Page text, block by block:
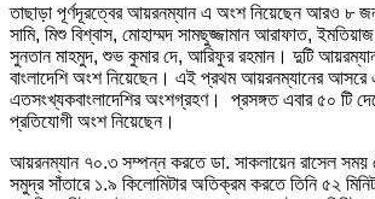
তাছাড়া পূর্ণদূরত্বের আয়রনম্যান এ অংশ নিয়েছেন আরও ৮
সামি, মিশু বিশ্বাস, মোহাম্মদ সামছুজ্জামান আরাফাত,
সুনতান মাহমুদ, শুভ কুমার দে, আরিফুর রহমান। দুটি
বাংলাদেশি অংশ নিয়েছেন। এই প্রথম আয়রনম্যানের আসরে
এতসংখ্যকবাংলাদেশির অংশগ্রহণ। প্রসঙ্গত এবার ৫০ টি
প্রতিযোগী অংশ নিয়েছেন।
আয়রনম্যান ৭০.৩ সম্পন্ন করতে ডা. সাকলায়েন রাসেল সময়
সমুদ্র সাঁতারে ১.৯ কিলোমিটার অতিক্রম করতে তিনি ৫২